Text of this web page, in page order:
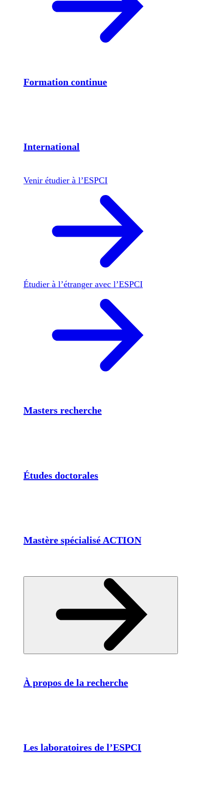
Formation continue
International
Venir étudier à l’ESPCI
Étudier à l’étranger avec l’ESPCI
Masters recherche
Études doctorales
Mastère spécialisé ACTION
À propos de la recherche
Les laboratoires de l’ESPCI